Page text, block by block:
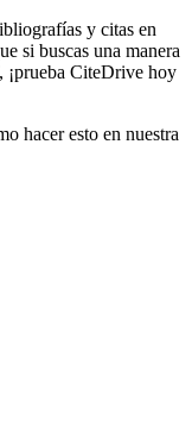
y citas en
si buscas una manera
¡prueba CiteDrive hoy
hacer esto en nuestra